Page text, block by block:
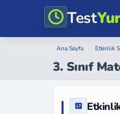
Test
Ana Sayfa › Etkinlik
3. Sınıf